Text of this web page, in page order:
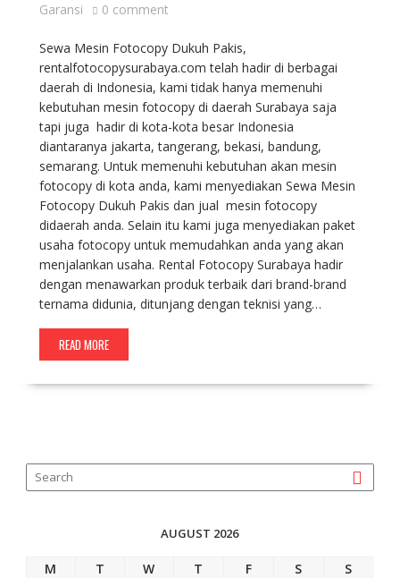
Garansi
0 comment
Sewa Mesin Fotocopy Dukuh Pakis,
rentalfotocopysurabaya.com telah hadir di berbagai
daerah di Indonesia, kami tidak hanya memenuhi
kebutuhan mesin fotocopy di daerah Surabaya saja
tapi juga hadir di kota-kota besar Indonesia
diantaranya jakarta, tangerang, bekasi, bandung,
semarang. Untuk memenuhi kebutuhan akan mesin
fotocopy di kota anda, kami menyediakan Sewa Mesin
Fotocopy Dukuh Pakis dan jual mesin fotocopy
didaerah anda. Selain itu kami juga menyediakan paket
usaha fotocopy untuk memudahkan anda yang akan
menjalankan usaha. Rental Fotocopy Surabaya hadir
dengan menawarkan produk terbaik dari brand-brand
ternama didunia, ditunjang dengan teknisi yang…
READ MORE
AUGUST 2026
M T W T F S
S